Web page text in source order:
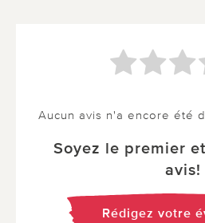
Aucun avis n'a encore été
Soyez le premier
avis!
Rédigez votre